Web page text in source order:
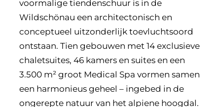
voormalige tiendenschuur is in de
Wildschönau een architectonisch en
conceptueel uitzonderlijk toevluchtsoord
ontstaan. Tien gebouwen met 14 exclusieve
chaletsuites, 46 kamers en suites en een
3.500 m² groot Medical Spa vormen samen
een harmonieus geheel – ingebed in de
ongerepte natuur van het alpiene hoogdal.